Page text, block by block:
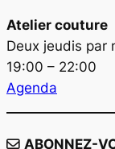
Atelier couture
Deux jeudis par
19:00 – 22:00
Agenda
ABONNEZ-